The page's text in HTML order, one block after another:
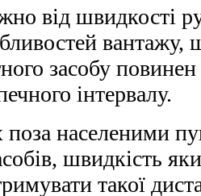
від швидкості
вантажу,
засобу
інтервалу.
населеними
швидкість
такої